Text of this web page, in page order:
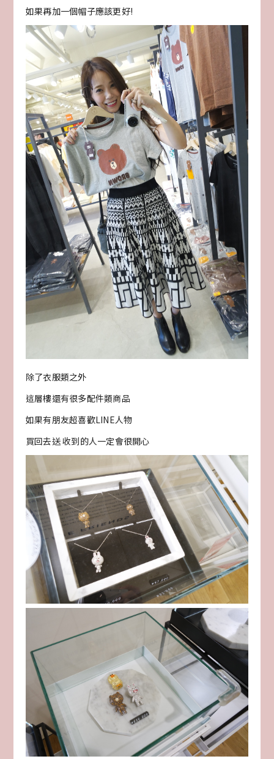
如果再加一個帽子應該更好!
除了衣服類之外
這層樓還有很多配件類商品
如果有朋友超喜歡LINE人物
買回去送 收到的人一定會很開心